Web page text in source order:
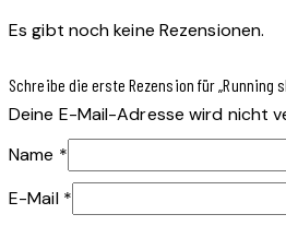
Es gibt noch keine Rezensionen.
Schreibe die erste Rezension für „Running
Deine E-Mail-Adresse wird nicht
Name *
E-Mail *